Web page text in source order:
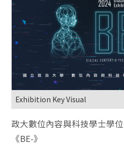
Exhibition Key Visual
政大數位內容與科技學士學
《BE-》